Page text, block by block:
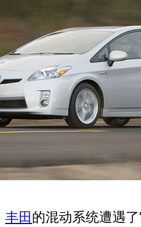
丰田的混动系统遭遇